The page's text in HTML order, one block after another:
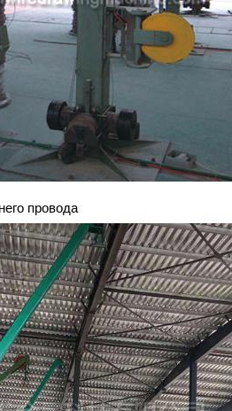
провода